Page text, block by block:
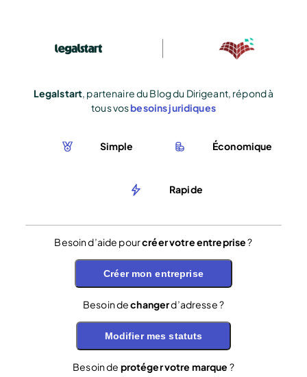
Legalstart, partenaire du Blog du Dirigeant, répond à
tous vosbesoins juridiques
Simple Économique
Rapide
Besoin d’aide pourcréer votre entreprise?
Créer mon entreprise
Besoin dechangerd’adresse ?
Modifier mes statuts
Besoin de protéger votre marque ?